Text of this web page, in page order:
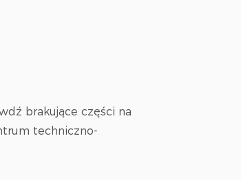
brakujące części na
techniczno-